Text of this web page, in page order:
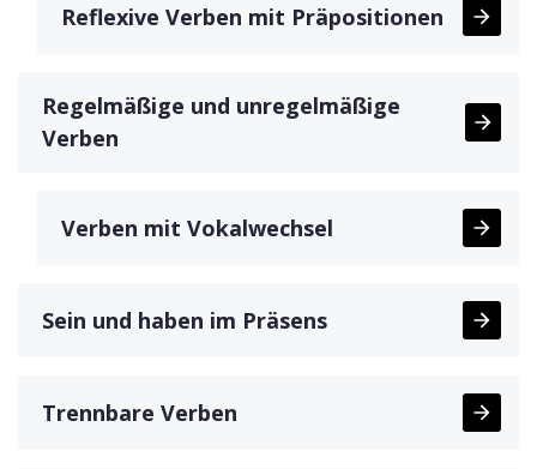
Reflexive Verben mit Präpositionen
Regelmäßige und unregelmäßige
Verben
Verben mit Vokalwechsel
Sein und haben im Präsens
Trennbare Verben